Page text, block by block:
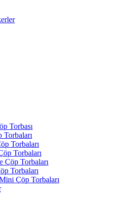
Torbası
Torbaları
Torbaları
Çöp Torbaları
Torbaları
Çöp Torbaları